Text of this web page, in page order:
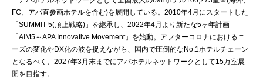
FC、アパ直参画ホテルを含む)を展開している。2010年4月にスタートした
「SUMMIT 5(頂上戦略)」を継承し、2022年4月より新たな5ヶ年計画
「AIM5～APA Innovative Movement」を始動。アフターコロナにおけるニ
ーズの変化やDX化の波を捉えながら、国内で圧倒的なNo.1ホテルチェーン
となるべく、2027年3月末までにアパホテルネットワークとして15万室展
開を目指す。